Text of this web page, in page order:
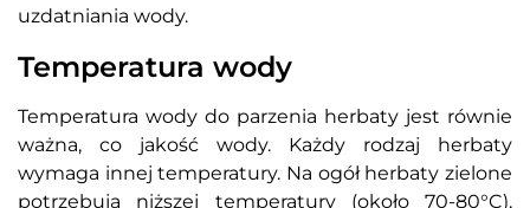
uzdatniania wody.
Temperatura wody
Temperatura wody do parzenia herbaty jest równie
ważna, co jakość wody. Każdy rodzaj herbaty
wymaga innej temperatury. Na ogół herbaty zielone
potrzebują niższej temperatury (około 70-80°C),